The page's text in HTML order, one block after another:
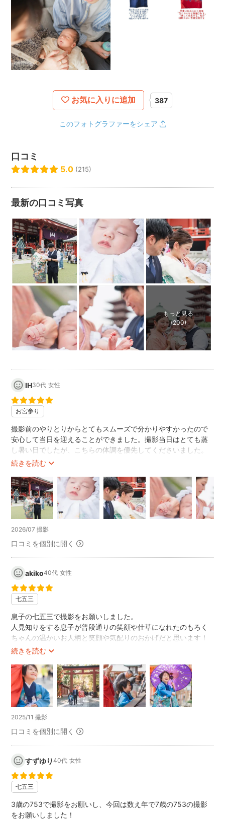
🍬お知らせ🍬
私事ですが2025年1月に第一子を出産いたしました👶
子どもの体調不良などによりやむおえず日程変更をお願いす
る可能性もあります。
なるべくご希望に沿えるように努力いたしますが、ご理解い
ただけますと幸いです。
時間はあっという間なのだろうなと思います。
何気ない日常もたくさん写真に残っていたら未来の自分への
改めて感じています！
ここまでお読みいただきありがとうございます。
１人でも多くの方の幸せな笑顔に出会えますように〜♡
*
*
お写真の作例はこちらからご確認いただけますので
ぜひご覧ください！
https://www.instagram.com/rokuchan_photo
お気に入りに追加 387
このフォトグラファーをシェア
口コミ
5.0 (215)
最新の口コミ写真
もっと見る
(200)
IH30代 女性
お宮参り
続きを読む
撮影前のやりとりからとてもスムーズで分かりやすかったので
安心して当日を迎えることができました。撮影当日はとても蒸
し暑い日でしたが、こちらの体調を優先してくださいました。
また、撮影地は観光地で人も多いにもかかわらず、撮影するポ
良い思い出になる写真になりました。ありがとうございまし
た！またぜひお願いしたいです。
2026/07 撮影
口コミを個別に開く
akiko40代 女性
七五三
続きを読む
息子の七五三で撮影をお願いしました。
人見知りをする息子が普段通りの笑顔や仕草になれたのもろく
ちゃんの温かいお人柄と笑顔や気配りのおかげだと思います！
出来上がった写真はどれも家族の愛おしい瞬間を空気感と共に
また次もろくちゃんにお願いしたいと思います！
2025/11 撮影
口コミを個別に開く
すずゆり40代 女性
七五三
3歳の753で撮影をお願いし、今回は数え年で7歳の753の撮影
をお願いしました！